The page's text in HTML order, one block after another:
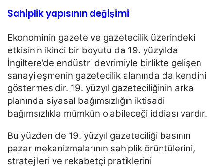
Sahiplik yapısının değişimi
Ekonominin gazete ve gazetecilik üzerindeki
etkisinin ikinci bir boyutu da 19. yüzyılda
İngiltere’de endüstri devrimiyle birlikte gelişen
sanayileşmenin gazetecilik alanında da kendini
göstermesidir. 19. yüzyıl gazeteciliğinin arka
planında siyasal bağımsızlığın iktisadi
bağımsızlıkla mümkün olabileceği iddiası vardır.
Bu yüzden de 19. yüzyıl gazeteciliği basının
pazar mekanizmalarının sahiplik örüntülerini,
stratejileri ve rekabetçi pratiklerini